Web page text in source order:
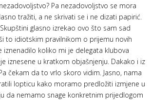
Pa nezadovoljstvo se mora
tražiti, a ne skrivati se i ne dizati papirić.
glasno izrekao ovo što sam sad
to idiotskim pravilnikom o prijemu novih
iznenadilo koliko mi je delegata klubova
iznesene u kratkom objašnjenju. Dakako i iz
čekam da to vrlo skoro vidim. Jasno, nama
lopticu kako moramo predložiti izmjene u
da nemamo snage konkretnim prijedlogom